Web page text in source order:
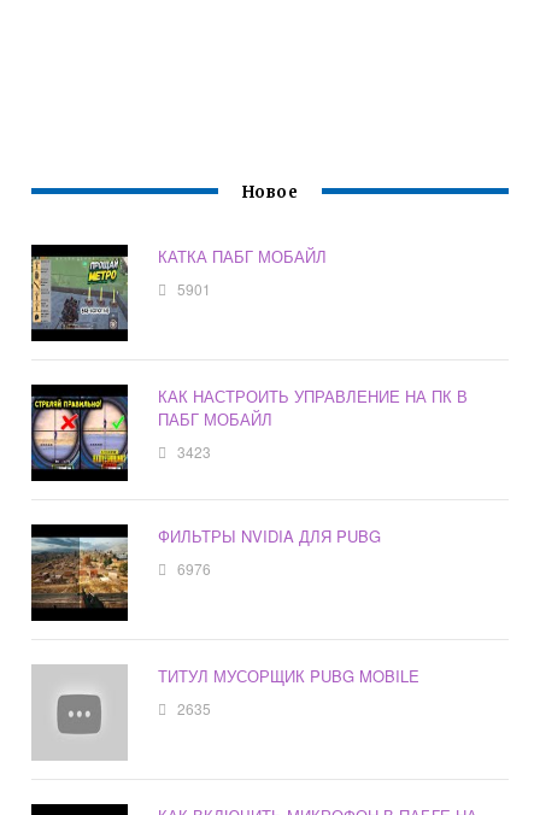
Новое
КАТКА ПАБГ МОБАЙЛ
5901
КАК НАСТРОИТЬ УПРАВЛЕНИЕ НА ПК В
ПАБГ МОБАЙЛ
3423
ФИЛЬТРЫ NVIDIA ДЛЯ PUBG
6976
ТИТУЛ МУСОРЩИК PUBG MOBILE
2635